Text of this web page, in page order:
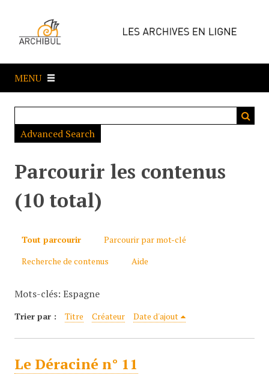
e
a
MENU
Advanced Search
Parcourir les contenus
(10 total)
Tout parcourir
Parcourir par mot-clé
Recherche de contenus
Aide
Mots-clés: Espagne
Trier par : Titre Créateur Date d'ajout
Le Déraciné n° 11